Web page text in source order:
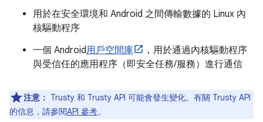
用於在安全環境和 Android 之間傳輸數據的 Linux 內
核驅動程序
一個 Android用戶空間庫
，用於通過內核驅動程序
與受信任的應用程序（即安全任務/服務）進行通信
注意： Trusty 和 Trusty API 可能會發生變化。有關 Trusty API
的信息，請參閱API 參考。